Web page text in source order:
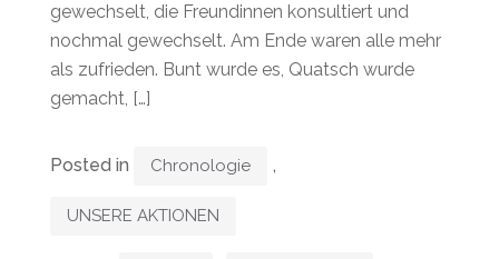
gewechselt, die Freundinnen konsultiert und
nochmal gewechselt. Am Ende waren alle mehr
als zufrieden. Bunt wurde es, Quatsch wurde
gemacht, […]
Posted in Chronologie ,
UNSERE AKTIONEN